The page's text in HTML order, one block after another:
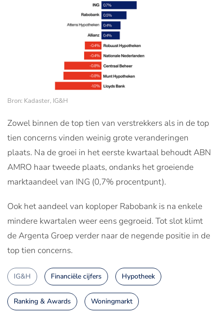
Bron: Kadaster, IG&H
Zowel binnen de top tien van verstrekkers als in de top
tien concerns vinden weinig grote veranderingen
plaats. Na de groei in het eerste kwartaal behoudt ABN
AMRO haar tweede plaats, ondanks het groeiende
marktaandeel van ING (0,7% procentpunt).
Ook het aandeel van koploper Rabobank is na enkele
mindere kwartalen weer eens gegroeid. Tot slot klimt
de Argenta Groep verder naar de negende positie in de
top tien concerns.
IG&H Financiële cijfers Hypotheek
Ranking & Awards Woningmarkt